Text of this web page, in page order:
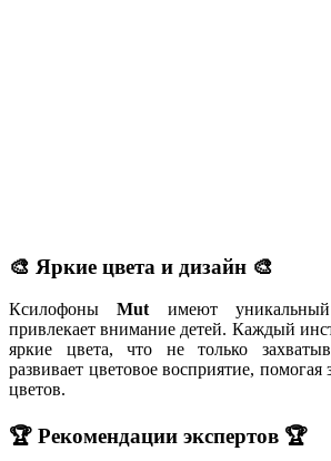
🎨 Яркие цвета и дизайн 🎨
КсилофоныMut имеют
привлекает внимание детей. Каждый
яркие цвета, что не только
развивает цветовое восприятие, помогая
цветов.
🏆 Рекомендации экспертов 🏆